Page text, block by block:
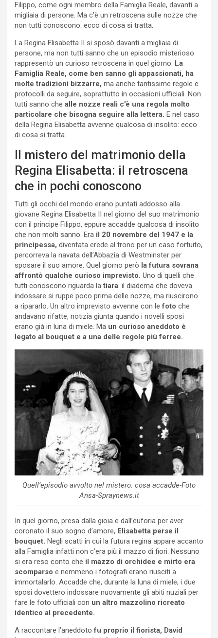
Filippo, come ogni membro della Famiglia Reale, davanti a
migliaia di persone. Ma c’è un retroscena sulle nozze che
non tutti conoscono: ecco di cosa si tratta.
La Regina Elisabetta II si sposò davanti a migliaia di
persone, ma non tutti sanno che un episodio misterioso
rappresentò un curioso retroscena in quel giorno. La
Famiglia Reale, come ben sanno gli appassionati, ha
molte tradizioni bizzarre, ma anche tantissime regole e
protocolli da seguire, soprattutto in occasioni ufficiali. Non
tutti sanno che alle nozze reali c’è una regola molto
particolare che bisogna seguire alla lettera. E nel caso
della Regina Elisabetta avvenne qualcosa di insolito: ecco
di cosa si tratta.
Il mistero del matrimonio della
Regina Elisabetta: il retroscena
che in pochi conoscono
Tutti gli occhi del mondo erano puntati addosso alla
giovane Regina Elisabetta II nel giorno del suo matrimonio
con il principe Filippo, eppure accadde qualcosa di insolito
che non molti sanno. Era il 20 novembre del 1947 e la
principessa, diventata erede al trono per un caso fortuito,
percorreva la navata dell’Abbazia di Westminster per
sposare il suo amore. Quel giorno però la futura sovrana
affrontò qualche curioso imprevisto. Uno di quelli che
tutti conoscono riguarda latiara: il diadema che doveva
indossare si ruppe poco prima delle nozze, ma riuscirono
a ripararlo. Un altro imprevisto avvenne con lefoto che
andavano rifatte, notizia giunta quando i novelli sposi
erano già in luna di miele. Ma un curioso aneddoto è
legato al bouquet e a una delle regole più ferree.
Quell’episodio avvolto nel mistero: cosa accadde-Foto
Ansa-Spraynews.it
In quel giorno, presa dalla gioia e dall’euforia per aver
coronato il suo sogno d’amore, Elisabetta perse il
bouquet. Negli scatti in cui la futura regina appare accanto
alla Famiglia infatti non c’era più il mazzo di fiori. Nessuno
si era reso conto che il mazzo di orchidee e mirto era
scomparso e nemmeno i fotografi erano riusciti a
immortalarlo. Accadde che, durante la luna di miele, i due
sposi dovettero indossare nuovamente gli abiti nuziali per
fare le foto ufficiali con un altro mazzolino ricreato
identico al precedente.
A raccontare l’aneddoto fu proprio il fiorista, David